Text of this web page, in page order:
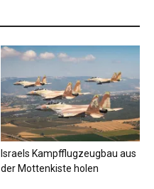
Israels Kampfflugzeugbau aus
der Mottenkiste holen